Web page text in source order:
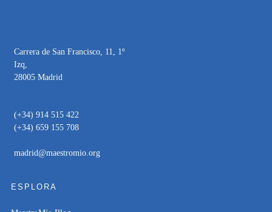
Carrera de San Francisco, 11, 1º
Izq,
28005 Madrid
(+34) 914 515 422
(+34) 659 155 708
madrid@maestromio.org
ESPLORA